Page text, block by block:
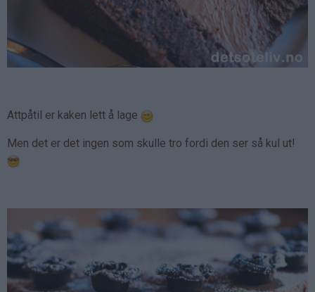
Attpåtil er kaken lett å lage
Men det er det ingen som skulle tro fordi den ser så kul ut!